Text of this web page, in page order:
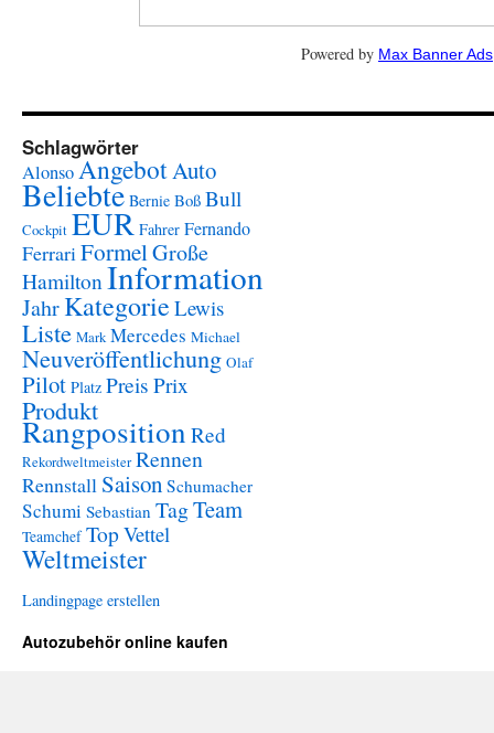
Powered by Max Banner Ads
Schlagwörter
AlonsoAngebotAuto
Beliebte Bernie Boß Bull
Cockpit EUR Fahrer Fernando
FerrariFormelGroße
HamiltonInformation
JahrKategorie Lewis
Liste Mark Mercedes Michael
Neuveröffentlichung Olaf
Pilot Platz Preis Prix
Produkt
Rangposition Red
Rekordweltmeister Rennen
Rennstall Saison Schumacher
Schumi Sebastian TagTeam
Teamchef TopVettel
Weltmeister
Landingpage erstellen
Autozubehör online kaufen